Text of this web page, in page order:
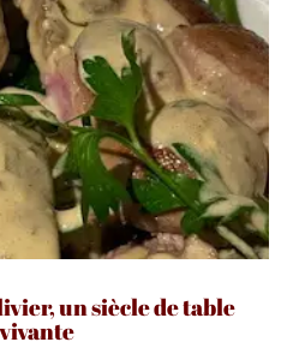
un siècle de table
vivante